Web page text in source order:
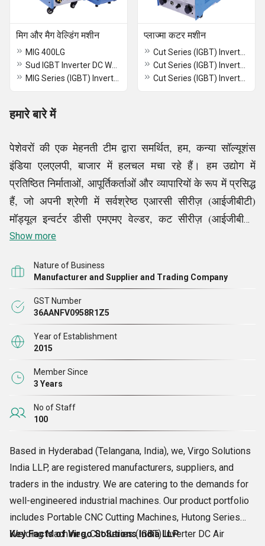
मिग और मैग वेल्डिंग मशीन
MIG 400LG
प्लाज्मा कटर मशीन
हमारे बारे में
पेशेवरों की एक मेहनती टीम द्वारा समर्थित, हम, कन्या सॉल्यूशंस
इंडिया एलएलपी, बाजार में हलचल मचा रहे हैं। हम उद्योग में
प्रतिष्ठित निर्माताओं, आपूर्तिकर्ताओं और व्यापारियों के रूप में प्रसिद्ध
हैं, जो अपनी श्रेणी में सर्वश्रेष्ठ एआरसी सीरीज़ (आईजीबीटी)
मॉड्यूल इन्वर्टर डीसी एमएमए वेल्डर, कट सीरीज़ (आईजीबीटी)
इन्वर्टर डीसी एयर प्लाज्मा कटर, हटोंग सीरीज़ वेल्डिंग मशीन,
नवीनतम बाजार के रुझान और ग्राहकों की मांगों के अनुसार पूरी
तरह से डिज़ाइन किए गए, हमारे सभी उत्पाद लागत-योग्य साबित होते
हैं। उच्च टिकाऊपन, असाधारण मजबूती, शानदार कार्यक्षमता, उच्च
प्रदर्शन, और क्षरण प्रतिरोध कुछ ऐसी विशेषताएं हैं जो हमारे उत्पादों
को बाजार में अलग करती हैं, जिससे हम ग्राहकों की जरूरतों को पूरा
करने के लिए उनकी प्रमुख पसंद बन जाते हैं।
2015 से, हम अपने ग्राहकों को हमारे द्वारा निवेश किए जाने वाले
बहुमूल्य विश्वास और धन के लिए सर्वश्रेष्ठ पेशकश करने के लिए
लगातार प्रयास कर रहे हैं। आज, हम कारोबार में एक दशक पूरा
करने के करीब हैं और एक बड़े ग्राहक के समर्थन का आनंद ले रहे
हैं।
Show more
Nature of Business
Manufacturer and Supplier and Trading Company
GST Number
36AANFV0958R1Z5
Year of Establishment
2015
Member Since
3 Years
No of Staff
100
Based in Hyderabad (Telangana, India), we, Virgo Solutions
India LLP, are registered manufacturers, suppliers, and
traders in the industry. We are catering to the demands for
well-engineered industrial machines. Our product portfolio
includes Portable CNC Cutting Machines, Hutong Series
Welding Machines, Cut Series (IGBT) Inverter DC Air
Key Facts of Virgo Solutions India LLP